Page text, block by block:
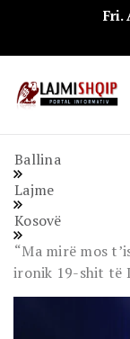
Fri.
Ballina
Lajme
Kosovë
“Ma mirë mos
ironik 19-shit të